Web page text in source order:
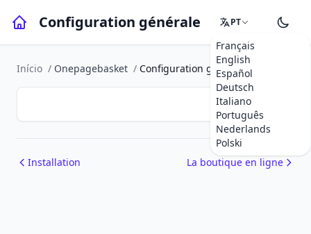
Configuration générale PT
Français
English
Español
Deutsch
Italiano
Português
Nederlands
Polski
Início / Onepagebasket / Configuration générale
Installation La boutique en ligne